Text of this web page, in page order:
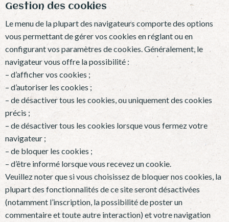
Gestion des cookies
Le menu de la plupart des navigateurs comporte des options
vous permettant de gérer vos cookies en réglant ou en
configurant vos paramètres de cookies. Généralement, le
navigateur vous offre la possibilité :
– d’afficher vos cookies ;
– d’autoriser les cookies ;
– de désactiver tous les cookies, ou uniquement des cookies
précis ;
– de désactiver tous les cookies lorsque vous fermez votre
navigateur ;
– de bloquer les cookies ;
– d’être informé lorsque vous recevez un cookie.
Veuillez noter que si vous choisissez de bloquer nos cookies, la
plupart des fonctionnalités de ce site seront désactivées
(notamment l’inscription, la possibilité de poster un
commentaire et toute autre interaction) et votre navigation